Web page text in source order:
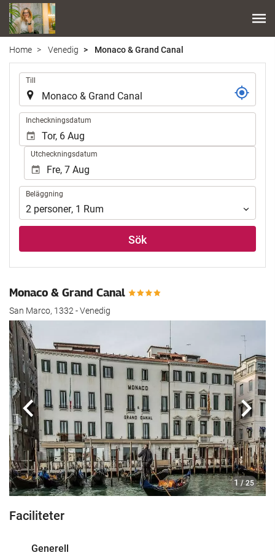
Home Venedig Monaco & Grand Canal
Till
Incheckningsdatum
Utcheckningsdatum
Beläggning
Beläggning
2 personer, 1 Rum
Sök
Monaco & Grand Canal
San Marco, 1332 - Venedig
1 / 25
Föregående
Faciliteter
Generell